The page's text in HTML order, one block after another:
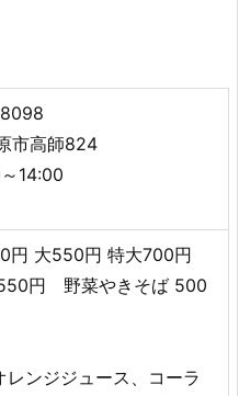
市高師824
14:00
円 大550円 特大700円
円 野菜やきそば 500
レンジジュース、コーラ